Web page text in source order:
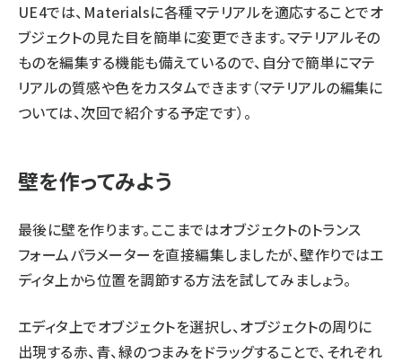
UE4では、Materialsに各種マテリアルを適応することでオ
ブジェクトの見た目を簡単に変更できます。マテリアルその
ものを編集する機能も備えているので、自分で簡単にマテ
リアルの質感や色をカスタムできます（マテリアルの編集に
ついては、次回で紹介する予定です）。
壁を作ってみよう
最後に壁を作ります。ここまではオブジェクトのトランス
フォームパラメーターを直接編集しましたが、壁作りではエ
ディタ上から位置を調節する方法を試してみましょう。
エディタ上でオブジェクトを選択し、オブジェクトの周りに
出現する赤、青、緑のつまみをドラッグすることで、それぞれ